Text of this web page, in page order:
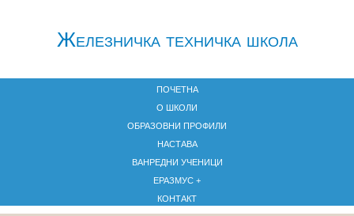
Железничкa техничка школа
ПОЧЕТНА
О ШКОЛИ
ОБРАЗОВНИ ПРОФИЛИ
НАСТАВА
ВАНРЕДНИ УЧЕНИЦИ
ЕРАЗМУС +
КОНТАКТ